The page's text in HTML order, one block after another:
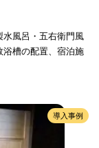
水風呂・五右衛門風
浴槽の配置、宿泊施
導入事例